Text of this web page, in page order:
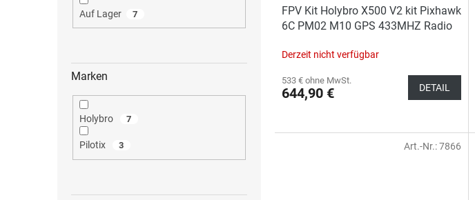
Auf Lager 7
Marken
Holybro 7
Pilotix 3
FPV Kit Holybro X500 V2 kit Pixhawk
6C PM02 M10 GPS 433MHZ Radio
Derzeit nicht verfügbar
533 € ohne MwSt.
644,90 € DETAIL
Art.-Nr.:7866